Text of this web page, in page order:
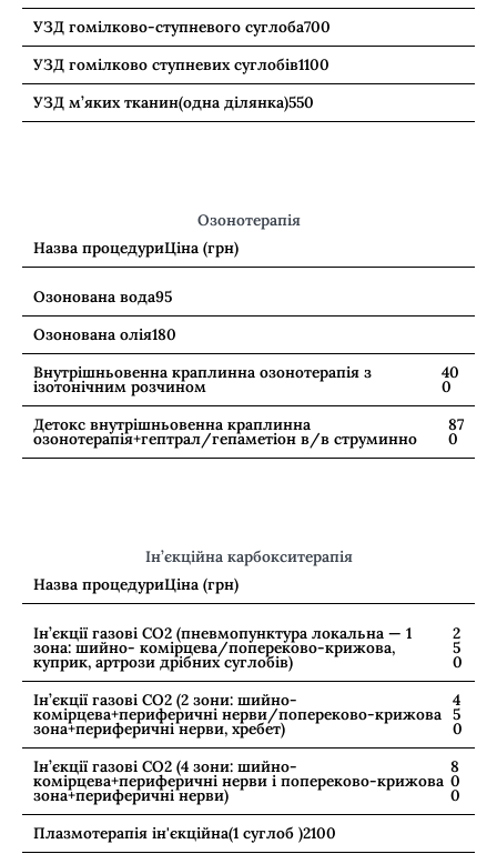
УЗД гомілково-ступневого суглоба700
УЗД гомілково ступневих суглобів1100
УЗД м’яких тканин(одна ділянка)550
Озонотерапія
Назва процедуриЦіна (грн)
Озонована вода95
Озонована олія180
Внутрішньовенна краплинна озонотерапія з
ізотонічним розчином
40
0
Детокс внутрішньовенна краплинна
озонотерапія+гептрал/гепаметіон в/в струминно
87
0
Ін’єкційна карбокситерапія
Назва процедуриЦіна (грн)
Ін’єкції газові CO2 (пневмопунктура локальна — 1
зона: шийно- комірцева/попереково-крижова,
куприк, артрози дрібних суглобів)
2
5
0
Ін’єкції газові CO2 (2 зони: шийно-
комірцева+периферичні нерви/попереково-крижова
зона+периферичні нерви, хребет)
4
5
0
Ін’єкції газові CO2 (4 зони: шийно-
комірцева+периферичні нерви і попереково-крижова
зона+периферичні нерви)
8
0
0
Плазмотерапія ін'єкційна(1 суглоб )2100